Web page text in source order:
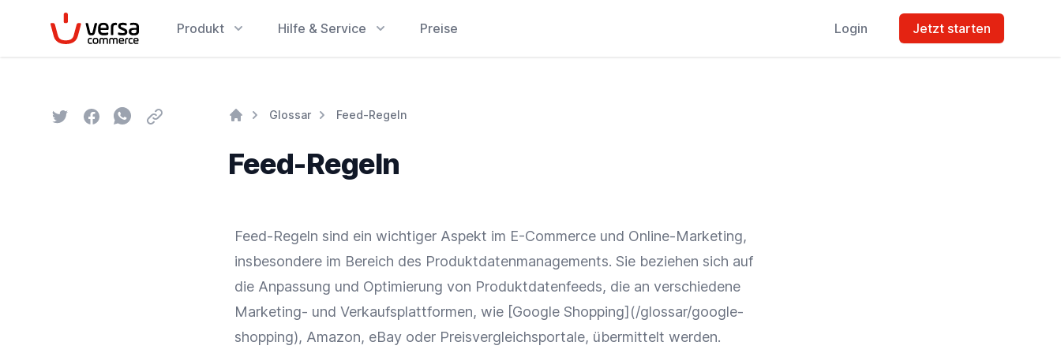
VersaCommerce Produkt Hilfe & Service Preise Login Jetzt starten
TwitterFacebookWhatsapp
Email Glossar Feed-Regeln
Feed-Regeln
Feed-Regeln sind ein wichtiger Aspekt im E-Commerce und Online-Marketing,
insbesondere im Bereich des Produktdatenmanagements. Sie beziehen sich auf
die Anpassung und Optimierung von Produktdatenfeeds, die an verschiedene
Marketing- und Verkaufsplattformen, wie [Google Shopping](/glossar/google-
shopping), Amazon, eBay oder Preisvergleichsportale, übermittelt werden.